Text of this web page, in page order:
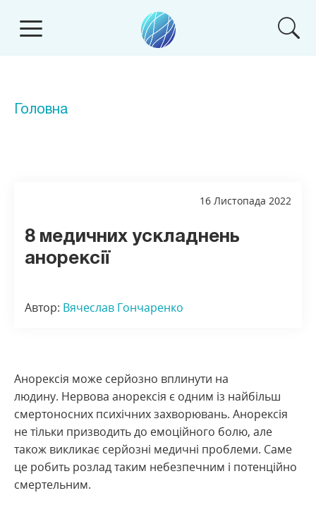
Головна
16 Листопада 2022
8 медичних ускладнень
анорексії
Автор: Вячеслав Гончаренко
Анорексія може серйозно вплинути на
людину. Нервова анорексія є одним із найбільш
смертоносних психічних захворювань. Анорексія
не тільки призводить до емоційного болю, але
також викликає серйозні медичні проблеми. Саме
це робить розлад таким небезпечним і потенційно
смертельним.